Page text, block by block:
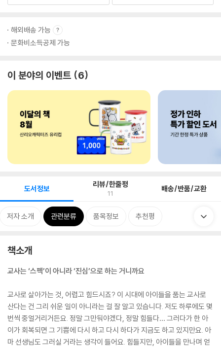
해외배송 가능
문화비소득공제 가능
이 분야의 이벤트 6
도서정보 리뷰/한줄평
11 배송/반품/교환
저자 소개 관련분류 품목정보 추천평
책소개
교사는 ‘스펙’이 아니라 ‘진심’으로 하는 거니까요
교사로 살아가는 것, 어렵고 힘드시죠? 이 시대에 아이들을 품는 교사로
산다는 건 그리 쉬운 일이 아니라는 걸 잘 알고 있습니다. 저도 하루에도 몇
번씩 중얼거리거든요. 정말 그만둬야겠다, 정말 힘들다… 그러다가 한 아
이가 회복되면 그 기쁨에 다시 하고 다시 하다가 지금도 하고 있지만요. 아
마 선생님도 그러실 거라는 생각이 들어요. 힘들지만, 아이들을 만나며 얻